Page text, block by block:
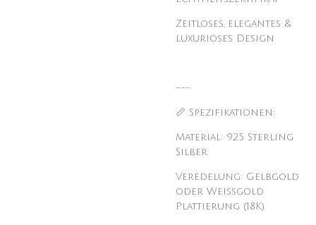
Zeitloses, elegantes &
luxuriöses Design
---
📏 Spezifikationen:
Material: 925 Sterling
Silber
Veredelung: Gelbgold
oder Weißgold
Plattierung (18K)